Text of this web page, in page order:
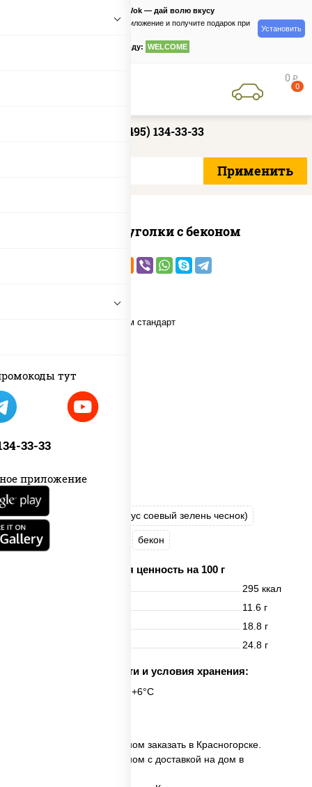
тут
33-33
приложение
PizzaSushiWok — дай волю вкусу
Скачайте приложение и получите подарок при
по промокоду: WELCOME
Установить
0 руб
0
+7 (495) 134-33-33
Сырные уголки с беконом
соус "Шеф" (майонез соус соевый зелень чеснок)
моцарелла для пиццы бекон
Пищевая ценность на 100 г
295 ккал
11.6 г
18.8 г
24.8 г
Срок годности и условия хранения:
6 часов при t° от +2°C до +6°C
✅ Сырные уголки с беконом заказать в Красногорске.
✅ Сырные уголки с беконом с доставкой на дом в